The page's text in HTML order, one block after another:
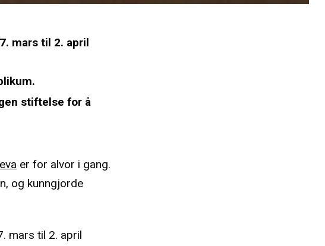
mars til 2. april
stiftelse for å
er for alvor i gang.
og kunngjorde
mars til 2. april